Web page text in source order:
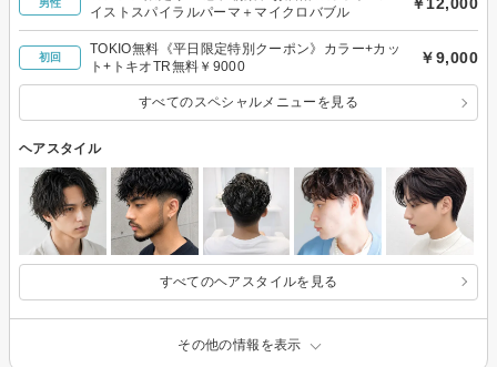
男性
イストスパイラルパーマ＋マイクロバブル
初回
TOKIO無料《平日限定特別クーポン》カラー+カッ
ト+トキオTR無料￥9000
￥9,000
すべてのスペシャルメニューを見る
ヘアスタイル
すべてのヘアスタイルを見る
その他の情報を表示